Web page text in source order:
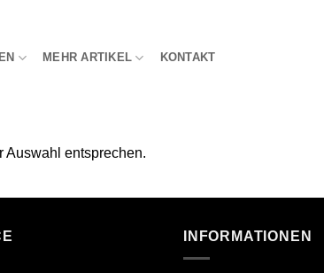
MEHR ARTIKEL KONTAKT
Auswahl entsprechen.
INFORMATIONEN